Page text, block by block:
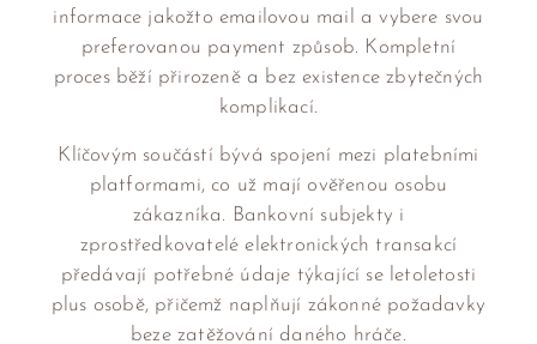
informace jakožto emailovou mail a vybere svou
preferovanou payment způsob. Kompletní
proces běží přirozeně a bez existence zbytečných
komplikací.
Klíčovým součástí bývá spojení mezi platebními
platformami, co už mají ověřenou osobu
zákazníka. Bankovní subjekty i
zprostředkovatelé elektronických transakcí
předávají potřebné údaje týkající se letoletosti
plus osobě, přičemž naplňují zákonné požadavky
beze zatěžování daného hráče.